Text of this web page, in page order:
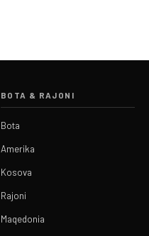
BOTA & RAJONI
Bota
Amerika
Kosova
Rajoni
Maqedonia